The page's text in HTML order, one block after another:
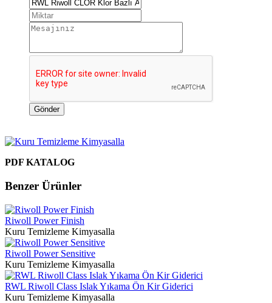
Gönder
PDF KATALOG
Benzer Ürünler
Riwoll Power Finish
Kuru Temizleme Kimyasalla
Riwoll Power Sensitive
Kuru Temizleme Kimyasalla
RWL Riwoll Class Islak Yıkama Ön Kir Giderici
Kuru Temizleme Kimyasalla